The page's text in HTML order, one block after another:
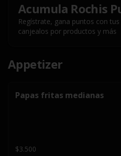
Acumula Rochis
Regístrate, gana puntos con
canjealos por productos y más
Appetizer
Papas fritas medianas
$3.500